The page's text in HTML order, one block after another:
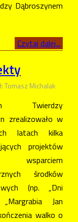
Dąbroszynem
Czytaj dalej...
Tomasz Michalak
Twierdzy
zrealizowało w
latach kilka
projektów
środków
(np. „Dni
Jan
walko o